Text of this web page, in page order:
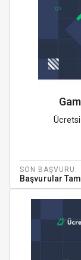
SON BAŞVURU:
Başvurular